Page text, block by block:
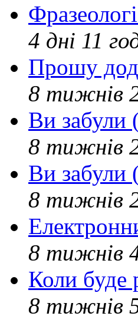
4 дні 11
Прошу
8 тижнів
Ви забули
8 тижнів
Ви забули
8 тижнів
8 тижнів
Коли буде
8 тижнів